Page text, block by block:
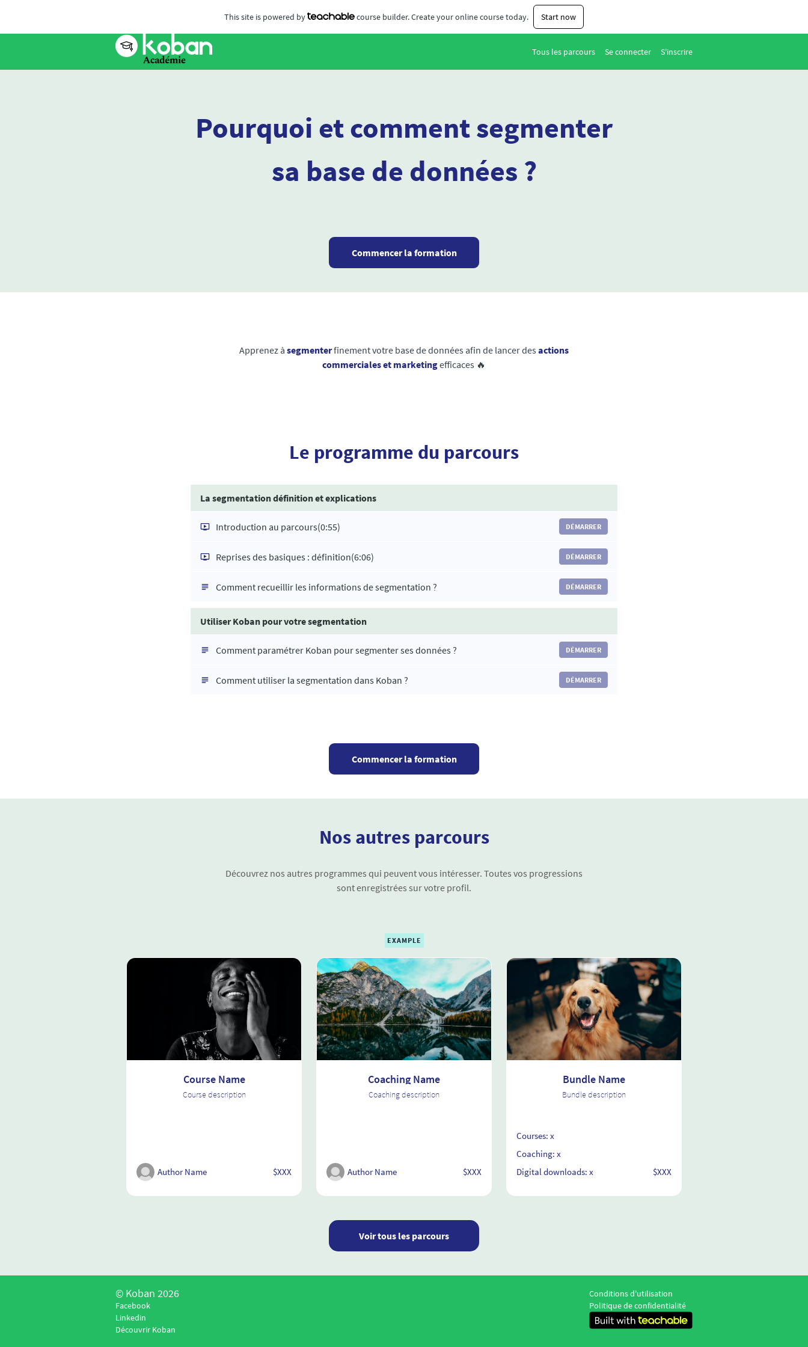
This site is powered by course builder. Create your online course today. Start now
Tous les parcours Se connecter S'inscrire
Pourquoi et comment segmenter
sa base de données ?
Commencer la formation
Apprenez à segmenterfinement votre base de données afin de lancer des actions
commerciales et marketingefficaces 🔥
Le programme du parcours
La segmentation définition et explications
Introduction au parcours(0:55) DÉMARRER
Reprises des basiques : définition(6:06) DÉMARRER
Comment recueillir les informations de segmentation ? DÉMARRER
Utiliser Koban pour votre segmentation
Comment paramétrer Koban pour segmenter ses données ? DÉMARRER
Comment utiliser la segmentation dans Koban ? DÉMARRER
Commencer la formation
Nos autres parcours
Découvrez nos autres programmes qui peuvent vous intéresser. Toutes vos progressions
sont enregistrées sur votre profil.
EXAMPLE
Course Name
Course description
Author Name $XXX
Coaching Name
Coaching description
Author Name $XXX
Bundle Name
Bundle description
Courses: x
Coaching: x
Digital downloads: x
$XXX
Voir tous les parcours
© Koban 2026
Facebook
Linkedin
Découvrir Koban
Conditions d'utilisation
Politique de confidentialité